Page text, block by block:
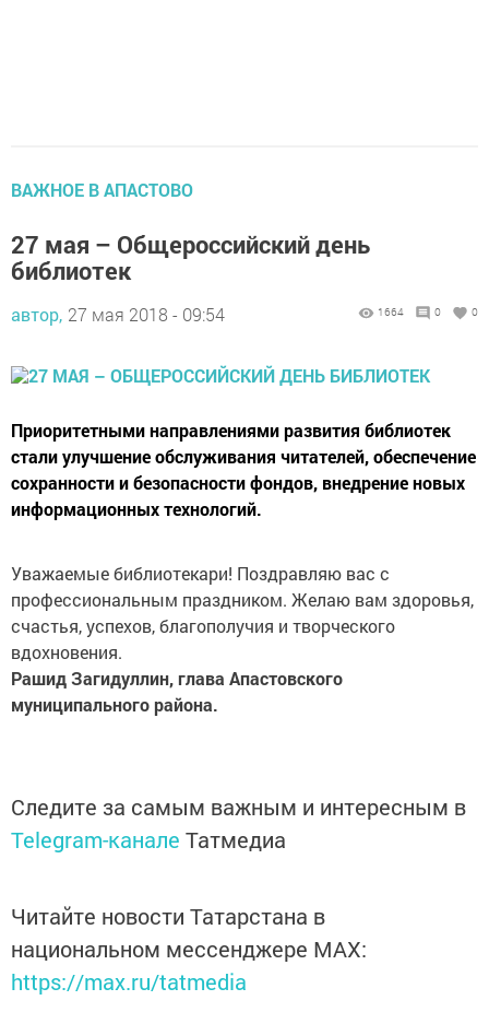
ВАЖНОЕ В АПАСТОВО
27 мая – Общероссийский день
библиотек
автор, 27 мая 2018 - 09:54 1664 0 0
Приоритетными направлениями развития библиотек
стали улучшение обслуживания читателей, обеспечение
сохранности и безопасности фондов, внедрение новых
информационных технологий.
Уважаемые библиотекари! Поздравляю вас с
профессиональным праздником. Желаю вам здоровья,
счастья, успехов, благополучия и творческого
вдохновения.
Рашид Загидуллин, глава Апастовского
муниципального района.
Следите за самым важным и интересным в
Telegram-канале Татмедиа
Читайте новости Татарстана в
национальном мессенджере MАХ:
https://max.ru/tatmedia